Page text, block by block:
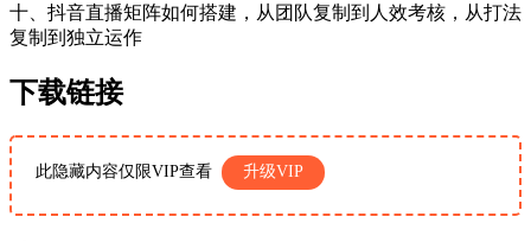
十、抖音直播矩阵如何搭建，从团队复制到人效考核，从打法
复制到独立运作
下载链接
此隐藏内容仅限VIP查看 升级VIP